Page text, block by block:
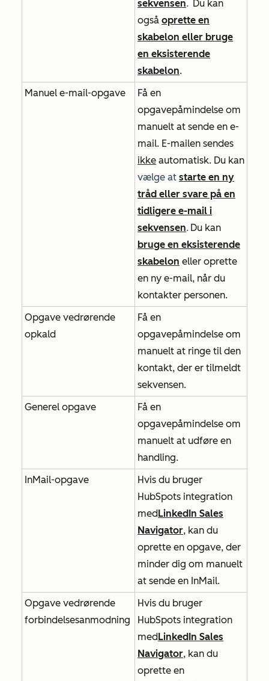
sekvensen. Du kan
også oprette en
skabelon eller bruge
en eksisterende
skabelon.
Manuel e-mail-opgave
Få en
opgavepåmindelse om
manuelt at sende en e-
mail. E-mailen sendes
ikke automatisk. Du kan
vælge at starte en ny
tråd eller svare på en
tidligere e-mail i
sekvensen. Du kan
bruge en eksisterende
skabelon eller oprette
en ny e-mail, når du
kontakter personen.
Opgave vedrørende
opkald
Få en
opgavepåmindelse om
manuelt at ringe til den
kontakt, der er tilmeldt
sekvensen.
Generel opgave
Få en
opgavepåmindelse om
manuelt at udføre en
handling.
InMail-opgave
Hvis du bruger
HubSpots integration
medLinkedIn Sales
Navigator, kan du
oprette en opgave, der
minder dig om manuelt
at sende en InMail.
Opgave vedrørende
forbindelsesanmodning
Hvis du bruger
HubSpots integration
medLinkedIn Sales
Navigator, kan du
oprette en